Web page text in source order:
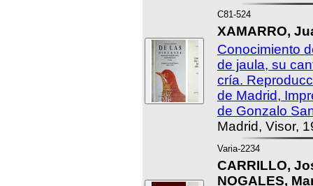
C81-524
XAMARRO,
Conocimiento
de jaula, su
cría.
de Madrid,
de Gonzalo
Madrid, Visor,
Varia-2234
CARRILLO,
NOGALES,